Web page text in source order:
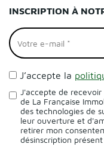
INSCRIPTION À
J’accepte la
J'accepte de
de La Française
des technologies de
leur ouverture et
retirer mon
désinscription